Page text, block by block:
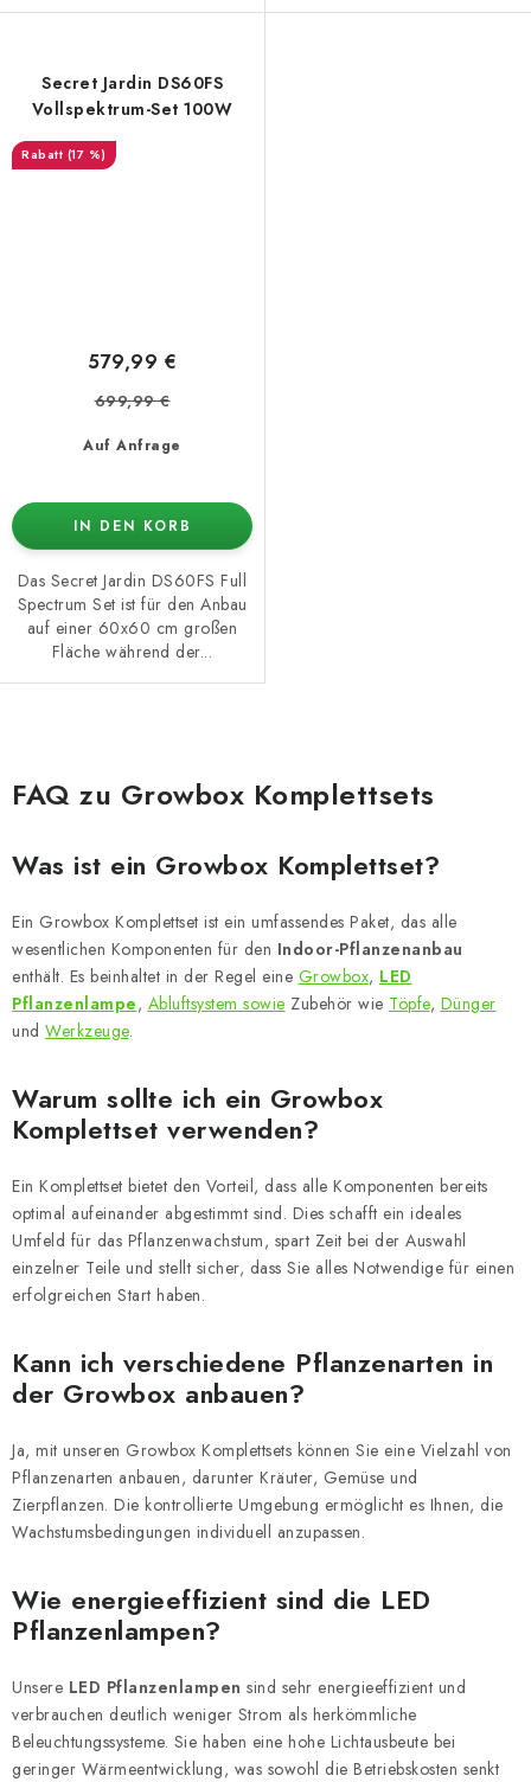
Secret Jardin DS60FS
Vollspektrum-Set 100W
(17 %)
Auf Anfrage
579,99 €
699,99 €
IN DEN KORB
Das Secret Jardin DS60FS Full
Spectrum Set ist für den Anbau
auf einer 60x60 cm großen
Fläche während der...
t
e
u
e
r
e
l
e
m
n
t
d
e
r
L
i
t
e
FAQ zu Growbox Komplettsets
Was ist ein Growbox Komplettset?
Ein Growbox Komplettset ist ein umfassendes Paket, das alle
wesentlichen Komponenten für den Indoor-Pflanzenanbau
enthält. Es beinhaltet in der Regel eine Growbox, LED
Pflanzenlampe, Abluftsystem sowie Zubehör wie Töpfe, Dünger
und Werkzeuge.
Warum sollte ich ein Growbox
Komplettset verwenden?
Ein Komplettset bietet den Vorteil, dass alle Komponenten bereits
optimal aufeinander abgestimmt sind. Dies schafft ein ideales
Umfeld für das Pflanzenwachstum, spart Zeit bei der Auswahl
einzelner Teile und stellt sicher, dass Sie alles Notwendige für einen
erfolgreichen Start haben.
Kann ich verschiedene Pflanzenarten in
der Growbox anbauen?
Ja, mit unseren Growbox Komplettsets können Sie eine Vielzahl von
Pflanzenarten anbauen, darunter Kräuter, Gemüse und
Zierpflanzen. Die kontrollierte Umgebung ermöglicht es Ihnen, die
Wachstumsbedingungen individuell anzupassen.
Wie energieeffizient sind die LED
Pflanzenlampen?
Unsere LED Pflanzenlampen sind sehr energieeffizient und
verbrauchen deutlich weniger Strom als herkömmliche
Beleuchtungssysteme. Sie haben eine hohe Lichtausbeute bei
geringer Wärmeentwicklung, was sowohl die Betriebskosten senkt